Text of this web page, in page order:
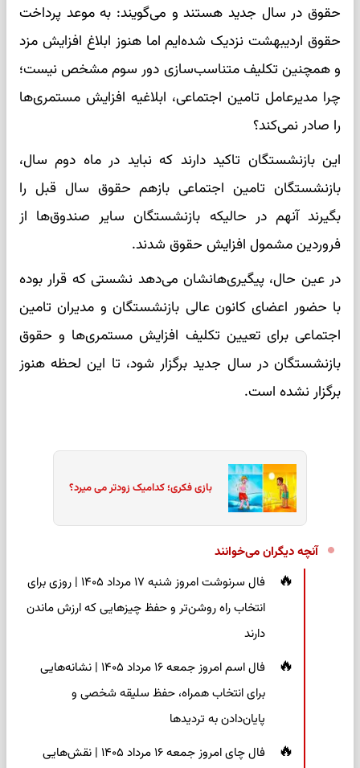
حقوق در سال جدید هستند و می‌گویند: به موعد پرداخت
حقوق اردیبهشت نزدیک شده‌ایم اما هنوز ابلاغ افزایش مزد
و همچنین تکلیف متناسب‌سازی دور سوم مشخص نیست؛
چرا مدیرعامل تامین اجتماعی، ابلاغیه افزایش مستمری‌ها
را صادر نمی‌کند؟
این بازنشستگان تاکید دارند که نباید در ماه دوم سال،
بازنشستگان تامین اجتماعی بازهم حقوق سال قبل را
بگیرند آنهم در حالیکه بازنشستگان سایر صندوق‌ها از
فروردین مشمول افزایش حقوق شدند.
در عین حال، پیگیری‌هانشان می‌دهد نشستی که قرار بوده
با حضور اعضای کانون عالی بازنشستگان و مدیران تامین
اجتماعی برای تعیین تکلیف افزایش مستمری‌ها و حقوق
بازنشستگان در سال جدید برگزار شود، تا این لحظه هنوز
برگزار نشده است.
بازی فکری؛ کدامیک زودتر می میرد؟
آنچه دیگران می‌خوانند
فال سرنوشت امروز شنبه ۱۷ مرداد ۱۴۰۵ | روزی برای
انتخاب راه روشن‌تر و حفظ چیزهایی که ارزش ماندن
دارند
فال اسم امروز جمعه ۱۶ مرداد ۱۴۰۵ | نشانه‌هایی
برای انتخاب همراه، حفظ سلیقه شخصی و
پایان‌دادن به تردیدها
فال چای امروز جمعه ۱۶ مرداد ۱۴۰۵ | نقش‌هایی